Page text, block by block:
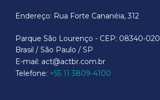
Endereço: Rua Forte Cananéia, 312
Parque São Lourenço - CEP: 08340-020
Brasil / São Paulo / SP
E-mail: act@actbr.com.br
Telefone: +55 11 3809-4100